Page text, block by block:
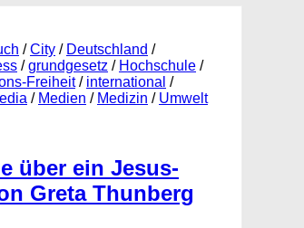
/City / Deutschland /
/grundgesetz / Hochschule /
Freiheit/ international /
/ Medien / Medizin / Umwelt
über ein Jesus-
Greta Thunberg